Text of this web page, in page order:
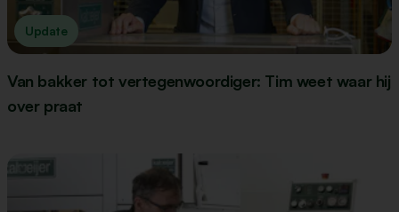
Update
Van bakker tot vertegenwoordiger: Tim weet waar hij
over praat